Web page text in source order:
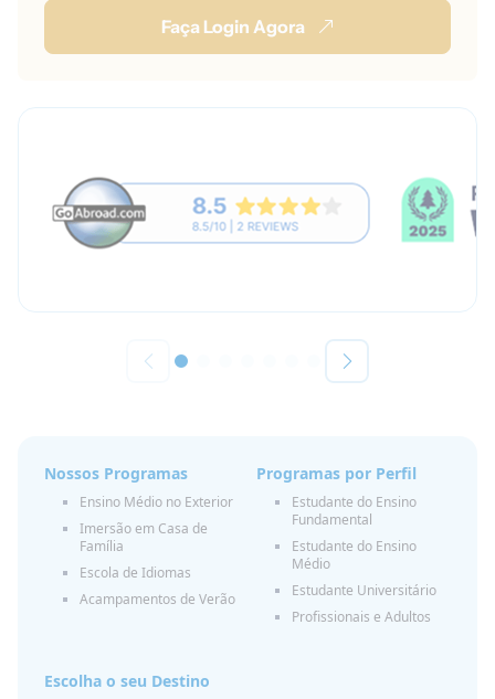
Faça Login Agora
Nossos Programas
Ensino Médio no Exterior
Imersão em Casa de
Família
Escola de Idiomas
Acampamentos de Verão
Programas por Perfil
Estudante do Ensino
Fundamental
Estudante do Ensino
Médio
Estudante Universitário
Profissionais e Adultos
Escolha o seu Destino